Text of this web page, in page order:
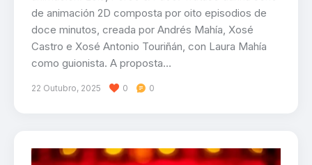
de animación 2D composta por oito episodios de
doce minutos, creada por Andrés Mahía, Xosé
Castro e Xosé Antonio Touriñán, con Laura Mahía
como guionista. A proposta…
22 Outubro, 2025 0 0